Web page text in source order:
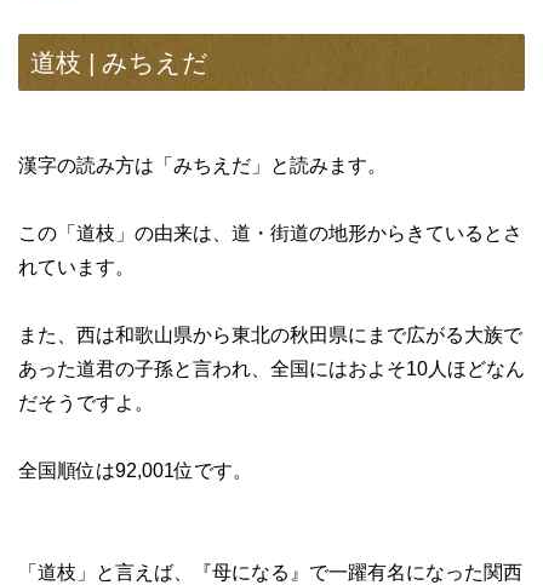
道枝 | みちえだ
漢字の読み方は「みちえだ」と読みます。
この「道枝」の由来は、道・街道の地形からきているとさ
れています。
また、西は和歌山県から東北の秋田県にまで広がる大族で
あった道君の子孫と言われ、全国にはおよそ10人ほどなん
だそうですよ。
全国順位は92,001位です。
「道枝」と言えば、『母になる』で一躍有名になった関西